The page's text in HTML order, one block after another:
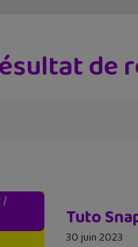
de
/
Tuto
30 juin 2023